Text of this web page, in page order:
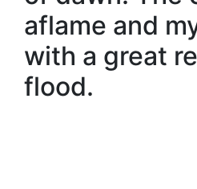
aflame and
with a great
flood.